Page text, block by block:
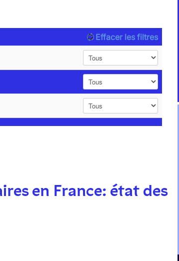
Effacer les filtres
en France: état des